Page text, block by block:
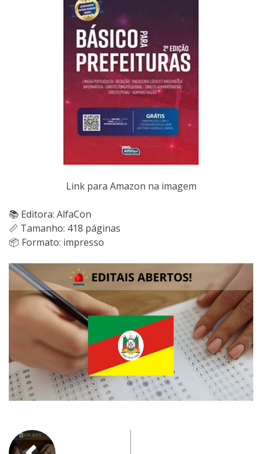
Link para Amazon na imagem
📚 Editora: AlfaCon
📏 Tamanho: 418 páginas
📦 Formato: impresso